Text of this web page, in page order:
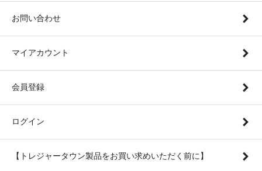
お問い合わせ
マイアカウント
会員登録
ログイン
【トレジャータウン製品をお買い求めいただく前に】